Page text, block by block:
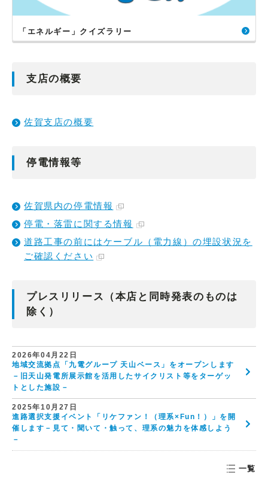
「エネルギー」クイズラリー
支店の概要
佐賀支店の概要
停電情報等
佐賀県内の停電情報
停電・落雷に関する情報
道路工事の前にはケーブル（電力線）の埋設状況を
ご確認ください
プレスリリース（本店と同時発表のものは
除く）
2026年04月22日
地域交流拠点「九電グループ 天山ベース」をオープンします
－旧天山発電所展示館を活用したサイクリスト等をターゲッ
トとした施設－
2025年10月27日
進路選択支援イベント「リケファン！（理系×Fun！）」を開
催します－見て・聞いて・触って、理系の魅力を体感しよう
－
一覧